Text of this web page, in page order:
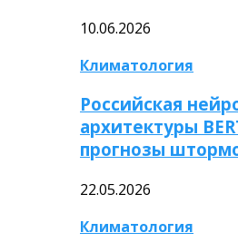
10.06.2026
Климатология
Российская
архитектуры
прогнозы
22.05.2026
Климатология